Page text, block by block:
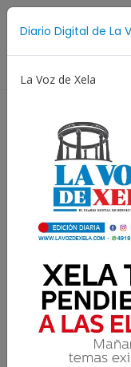
Diario Digital de La
La Voz de Xela
¿Por
Mundial?